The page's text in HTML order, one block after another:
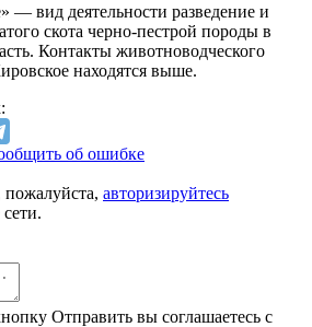
вид деятельности разведение и
скота черно-пестрой породы в
Контакты животноводческого
находятся выше.
:
об ошибке
пожалуйста, авторизируйтесь
Отправить вы соглашаетесь с